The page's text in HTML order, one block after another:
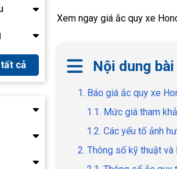
cả
Xem ngay giá ắc quy xe
Nội dung
1. Báo giá ắc quy xe
1.1. Mức giá tham
1.2. Các yếu tố ảnh
2. Thông số kỹ thuật